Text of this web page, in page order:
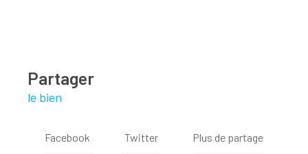
partager
le bien
Facebook Twitter Plus de partage